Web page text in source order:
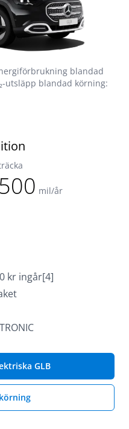
blandad
utsläpp blandad körning:
mil/år
kr ingår[4]
GLB